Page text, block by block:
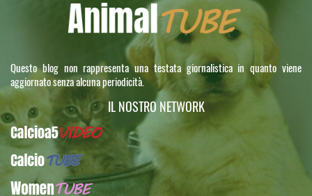
Questo blog non rappresenta una testata giornalistica in quanto viene
aggiornato senza alcuna periodicità.
IL NOSTRO NETWORK
Calcioa5Video
CalcioTUBE
WomenTUBE